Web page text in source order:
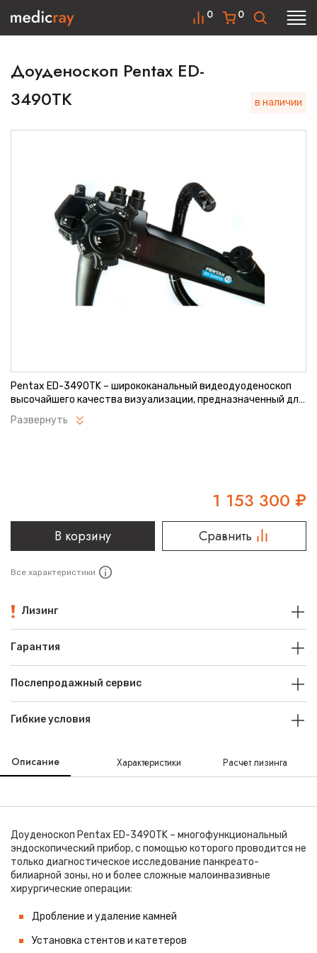
0
0
Доуденоскоп Pentax ED-
3490TK
в наличии
Pentax ED-3490TK – ширококанальный видеодуоденоскоп
высочайшего качества визуализации, предназначенный для
проведения диагностики и эндоскопических операций в
панкреато-билиарной зоне. Прибор совместим со всеми
Развернуть
1 153 300 ₽
В корзину Сравнить
Все характеристики
Лизинг
Гарантия
Послепродажный сервис
Гибкие условия
Описание Характеристики Расчет лизинга
Доуденоскоп Pentax ED-3490TK – многофункциональный
эндоскопический прибор, с помощью которого проводится не
только диагностическое исследование панкреато-
билиарной зоны, но и более сложные малоинвазивные
хирургические операции:
Дробление и удаление камней
Установка стентов и катетеров